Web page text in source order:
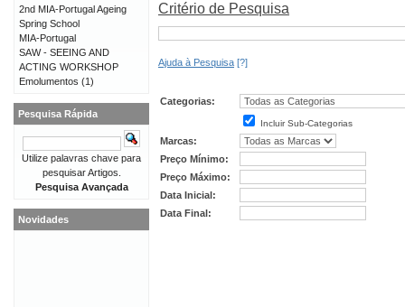
Critério de Pesquisa
Ajuda à Pesquisa [?]
Categorias:
Incluir Sub-Categorias
Marcas:
Preço Mínimo:
Preço Máximo:
Data Inicial:
Data Final:
2nd MIA-Portugal Ageing
Spring School
MIA-Portugal
SAW - SEEING AND
ACTING WORKSHOP
Emolumentos (1)
Pesquisa Rápida
Utilize palavras chave para
pesquisar Artigos.
Pesquisa Avançada
Novidades